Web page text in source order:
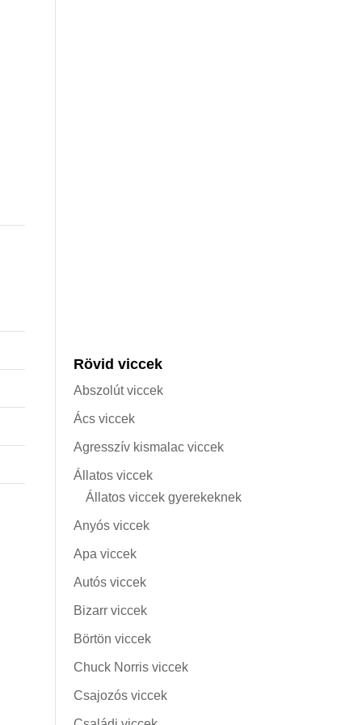
Rövid viccek
Abszolút viccek
Ács viccek
Agresszív kismalac viccek
Állatos viccek
Állatos viccek gyerekeknek
Anyós viccek
Apa viccek
Autós viccek
Bizarr viccek
Börtön viccek
Chuck Norris viccek
Csajozós viccek